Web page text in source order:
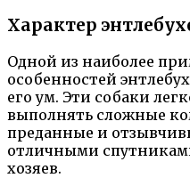
Характер
Одной из наиболее
особенностей
его ум. Эти собаки
выполнять сложные
преданные и
отличными
хозяев.